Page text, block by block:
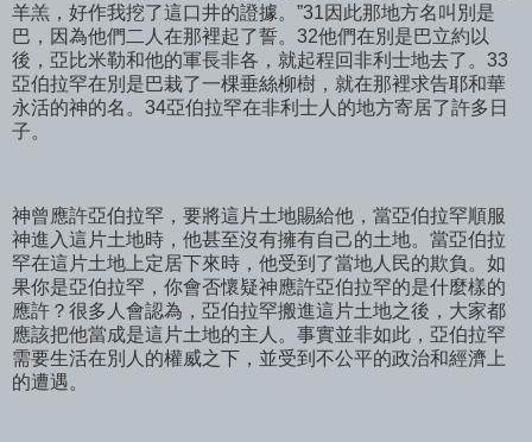
羊羔，好作我挖了這口井的證據。”31因此那地方名叫別是
巴，因為他們二人在那裡起了誓。32他們在別是巴立約以
後，亞比米勒和他的軍長非各，就起程回非利士地去了。33
亞伯拉罕在別是巴栽了一棵垂絲柳樹，就在那裡求告耶和華
永活的神的名。34亞伯拉罕在非利士人的地方寄居了許多日
子。
神曾應許亞伯拉罕，要將這片土地賜給他，當亞伯拉罕順服
神進入這片土地時，他甚至沒有擁有自己的土地。當亞伯拉
罕在這片土地上定居下來時，他受到了當地人民的欺負。如
果你是亞伯拉罕，你會否懷疑神應許亞伯拉罕的是什麼樣的
應許？很多人會認為，亞伯拉罕搬進這片土地之後，大家都
應該把他當成是這片土地的主人。事實並非如此，亞伯拉罕
需要生活在別人的權威之下，並受到不公平的政治和經濟上
的遭遇。